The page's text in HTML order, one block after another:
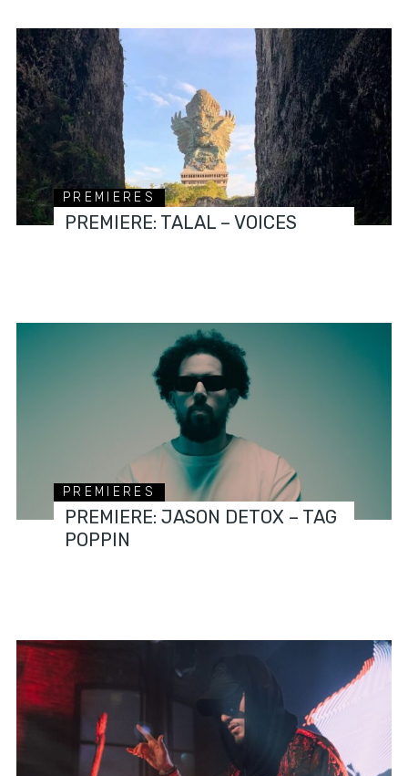
PREMIERES
PREMIERE: TALAL – VOICES
PREMIERES
PREMIERE: JASON DETOX – TAG
POPPIN